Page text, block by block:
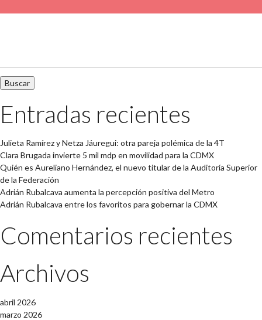
Entradas recientes
Julieta Ramírez y Netza Jáuregui: otra pareja polémica de la 4T
Clara Brugada invierte 5 mil mdp en movilidad para la CDMX
Quién es Aureliano Hernández, el nuevo titular de la Auditoría Superior
de la Federación
Adrián Rubalcava aumenta la percepción positiva del Metro
Adrián Rubalcava entre los favoritos para gobernar la CDMX
Comentarios recientes
Archivos
abril 2026
marzo 2026